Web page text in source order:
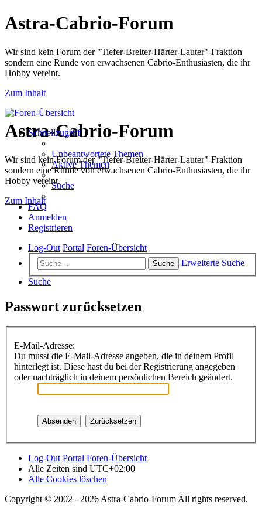
Astra-Cabrio-Forum
Wir sind kein Forum der "Tiefer-Breiter-Härter-Lauter"-Fraktion
sondern eine Runde von erwachsenen Cabrio-Enthusiasten, die ihr
Hobby vereint.
Zum Inhalt
Astra-Cabrio-Forum
Wir sind kein Forum der "Tiefer-Breiter-Härter-Lauter"-Fraktion
sondern eine Runde von erwachsenen Cabrio-Enthusiasten, die ihr
Hobby vereint.
Zum Inhalt
Schnellzugriff
Unbeantwortete Themen
Aktive Themen
Suche
FAQ
Anmelden
Registrieren
Log-Out Portal Foren-Übersicht
Suche
Erweiterte Suche
Suche
Passwort zurücksetzen
E-Mail-Adresse:
Du musst die E-Mail-Adresse angeben, die in deinem Profil
hinterlegt ist. Diese hast du bei der Registrierung angegeben
oder nachträglich in deinem persönlichen Bereich geändert.
Log-Out Portal Foren-Übersicht
Alle Zeiten sind UTC+02:00
Alle Cookies löschen
Copyright © 2002 - 2026 Astra-Cabrio-Forum All rights reserved.